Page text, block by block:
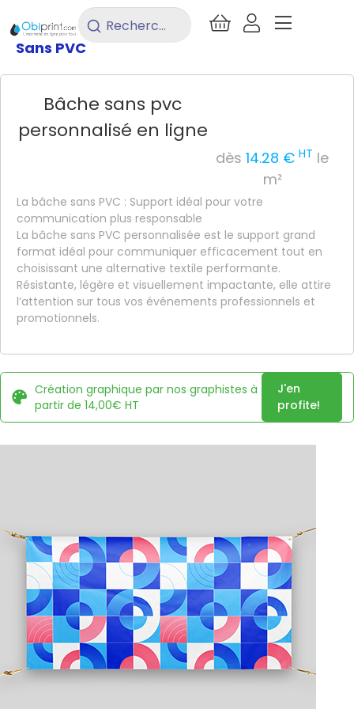
Rechercher
/ Signalétique / Bâche
Bâche
Sans PVC
Bâche sans pvc
personnalisé en ligne
dès14.28 €HT le
m²
La bâche sans PVC : Support idéal pour votre
communication plus responsable
La bâche sans PVC personnalisée est le support grand
format idéal pour communiquer efficacement tout en
choisissant une alternative textile performante.
Résistante, légère et visuellement impactante, elle attire
l’attention sur tous vos événements professionnels et
promotionnels.
Création graphique par nos graphistes à
partir de 14,00€ HT
J'en
profite!